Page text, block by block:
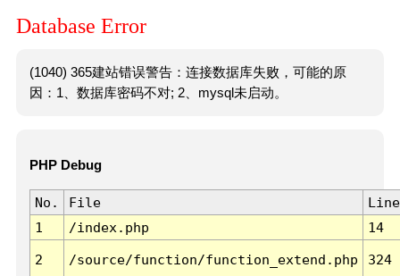
Database Error
(1040) 365建站错误警告：连接数据库失败，可能的原
因：1、数据库密码不对; 2、mysql未启动。
PHP Debug
No. File
Line
1
/index.php 14
2 /source/function/function_extend.php 324